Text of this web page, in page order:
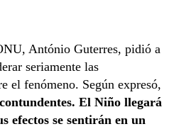
António Guterres, pidió a
seriamente las
el fenómeno. Según expresó,
El Niño llegará
efectos se sentirán en un